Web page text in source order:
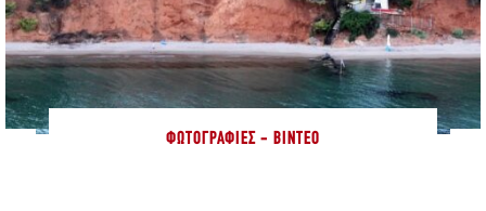
ΦΩΤΟΓΡΑΦΊΕΣ - ΒΊΝΤΕΟ